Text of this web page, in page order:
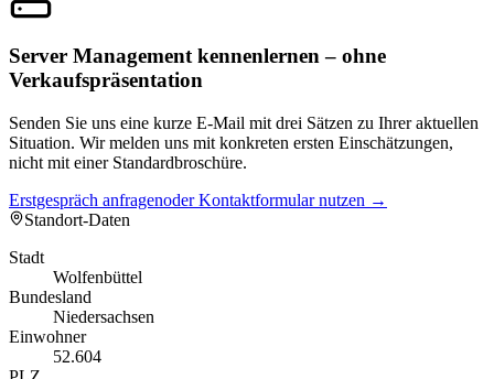
Server Management kennenlernen – ohne
Verkaufspräsentation
Senden Sie uns eine kurze E-Mail mit drei Sätzen zu Ihrer aktuellen
Situation. Wir melden uns mit konkreten ersten Einschätzungen,
nicht mit einer Standardbroschüre.
Erstgespräch anfragenoder Kontaktformular nutzen →
Standort-Daten
Stadt
Wolfenbüttel
Bundesland
Niedersachsen
Einwohner
52.604